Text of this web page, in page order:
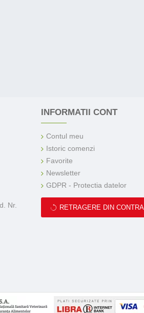
Nr.
INFORMATII CONT
Contul meu
Istoric comenzi
Favorite
Newsletter
GDPR - Protectia datelor
RETRAGERE DIN